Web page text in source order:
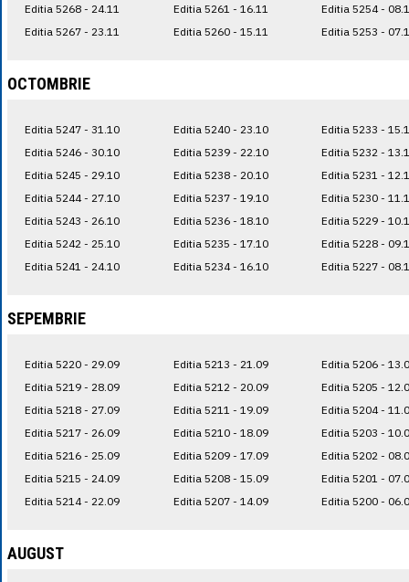
Editia 5268 - 24.11
Editia 5267 - 23.11
Editia 5261 - 16.11
Editia 5260 - 15.11
Editia 5254 -
Editia 5253 -
OCTOMBRIE
Editia 5247 - 31.10
Editia 5246 - 30.10
Editia 5245 - 29.10
Editia 5244 - 27.10
Editia 5243 - 26.10
Editia 5242 - 25.10
Editia 5241 - 24.10
Editia 5240 - 23.10
Editia 5239 - 22.10
Editia 5238 - 20.10
Editia 5237 - 19.10
Editia 5236 - 18.10
Editia 5235 - 17.10
Editia 5234 - 16.10
Editia 5233 -
Editia 5232 -
Editia 5231 -
Editia 5230 -
Editia 5229 -
Editia 5228 -
Editia 5227 -
SEPEMBRIE
Editia 5220 - 29.09
Editia 5219 - 28.09
Editia 5218 - 27.09
Editia 5217 - 26.09
Editia 5216 - 25.09
Editia 5215 - 24.09
Editia 5214 - 22.09
Editia 5213 - 21.09
Editia 5212 - 20.09
Editia 5211 - 19.09
Editia 5210 - 18.09
Editia 5209 - 17.09
Editia 5208 - 15.09
Editia 5207 - 14.09
Editia 5206 -
Editia 5205 -
Editia 5204 -
Editia 5203 -
Editia 5202 -
Editia 5201 -
Editia 5200 -
AUGUST